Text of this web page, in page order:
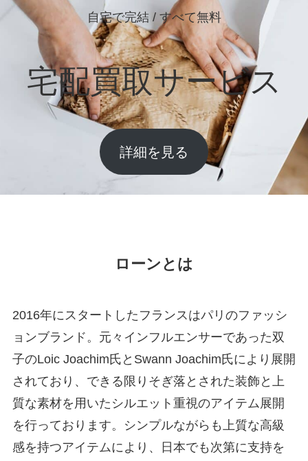
自宅で完結 / すべて無料
宅配買取サービス
詳細を見る
ローンとは
2016年にスタートしたフランスはパリのファッシ
ョンブランド。元々インフルエンサーであった双
子のLoic Joachim氏とSwann Joachim氏により展開
されており、できる限りそぎ落とされた装飾と上
質な素材を用いたシルエット重視のアイテム展開
を行っております。シンプルながらも上質な高級
感を持つアイテムにより、日本でも次第に支持を